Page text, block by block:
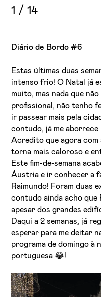
1 /14
Diário de Bordo #6
Estas últimas duas
intenso frio! O Natal já
muito, mas nada que
profissional, não tenho
ir passear mais pela
contudo, já me
Acredito que agora com
torna mais caloroso e
Este fim-de-semana
Áustria e ir conhecer a
Raimundo! Foram duas
contudo ainda acho que
apesar dos grandes
Daqui a 2 semanas, já
esperar para me deitar
programa de domingo à
portuguesa 😂!